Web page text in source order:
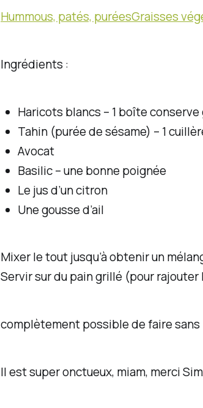
Hummous, patés, puréesGraisses
Ingrédients :
Haricots blancs – 1 boîte
Tahin (purée de sésame) – 1
Avocat
Basilic – une bonne poignée
Le jus d’un citron
Une gousse d’ail
Mixer le tout jusqu’à obtenir un
Servir sur du pain grillé (pour
complètement possible de faire sans
Il est super onctueux, miam, merci